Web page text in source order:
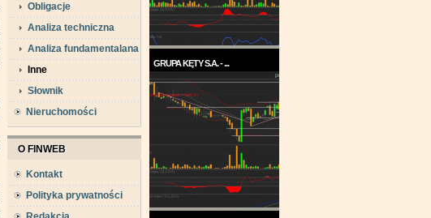
Obligacje
Analiza techniczna
Analiza fundamentalana
Inne
Słownik
Nieruchomości
O FINWEB
Kontakt
Polityka prywatności
GRUPA KĘTY S.A. - ...
Trend na wykresie Grupy Kęty
jest wzrostowy. ...